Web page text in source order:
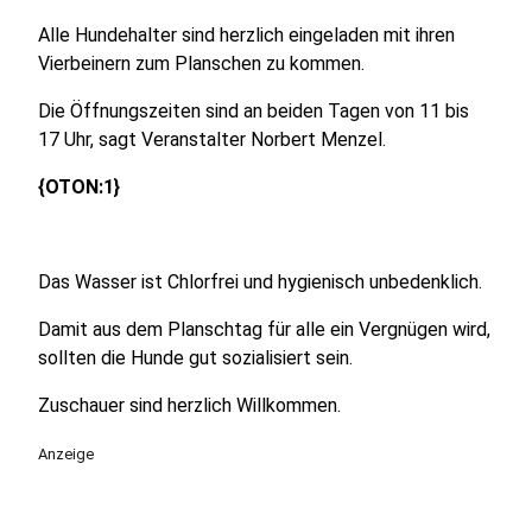
Alle Hundehalter sind herzlich eingeladen mit ihren
Vierbeinern zum Planschen zu kommen.
Die Öffnungszeiten sind an beiden Tagen von 11 bis
17 Uhr, sagt Veranstalter Norbert Menzel.
{OTON:1}
Das Wasser ist Chlorfrei und hygienisch unbedenklich.
Damit aus dem Planschtag für alle ein Vergnügen wird,
sollten die Hunde gut sozialisiert sein.
Zuschauer sind herzlich Willkommen.
Anzeige